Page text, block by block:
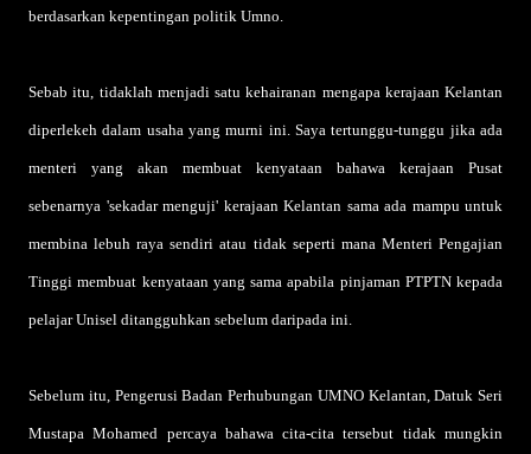
berdasarkan kepentingan politik Umno.
Sebab itu, tidaklah menjadi satu kehairanan mengapa kerajaan Kelantan
diperlekeh dalam usaha yang murni ini. Saya tertunggu-tunggu jika ada
menteri yang akan membuat kenyataan bahawa kerajaan Pusat
sebenarnya 'sekadar menguji' kerajaan Kelantan sama ada mampu untuk
membina lebuh raya sendiri atau tidak seperti mana Menteri Pengajian
Tinggi membuat kenyataan yang sama apabila pinjaman PTPTN kepada
pelajar Unisel ditangguhkan sebelum daripada ini.
Sebelum itu, Pengerusi Badan Perhubungan UMNO Kelantan, Datuk Seri
Mustapa Mohamed percaya bahawa cita-cita tersebut tidak mungkin